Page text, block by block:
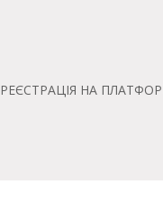
РЕЄСТРАЦІЯ НА